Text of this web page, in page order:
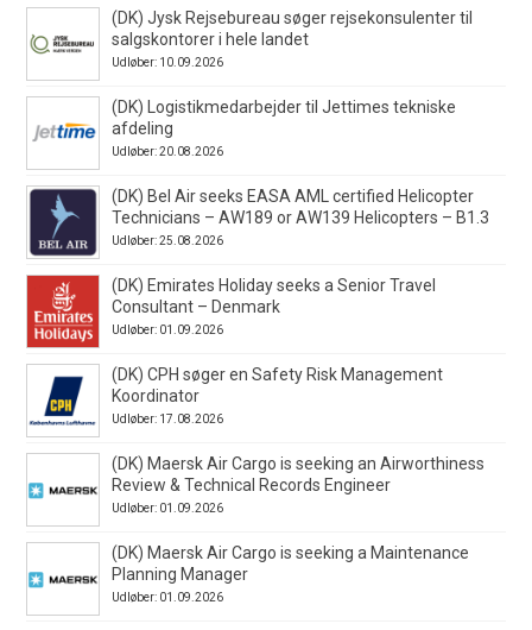
(DK) Jysk Rejsebureau søger rejsekonsulenter til
salgskontorer i hele landet
Udløber: 10.09.2026
(DK) Logistikmedarbejder til Jettimes tekniske
afdeling
Udløber: 20.08.2026
(DK) Bel Air seeks EASA AML certified Helicopter
Technicians – AW189 or AW139 Helicopters – B1.3
Udløber: 25.08.2026
(DK) Emirates Holiday seeks a Senior Travel
Consultant – Denmark
Udløber: 01.09.2026
(DK) CPH søger en Safety Risk Management
Koordinator
Udløber: 17.08.2026
(DK) Maersk Air Cargo is seeking an Airworthiness
Review & Technical Records Engineer
Udløber: 01.09.2026
(DK) Maersk Air Cargo is seeking a Maintenance
Planning Manager
Udløber: 01.09.2026